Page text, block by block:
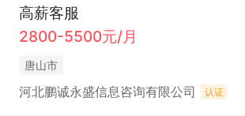
高薪客服
2800-5500元/月
唐山市
河北鹏诚永盛信息咨询有限公司 认证